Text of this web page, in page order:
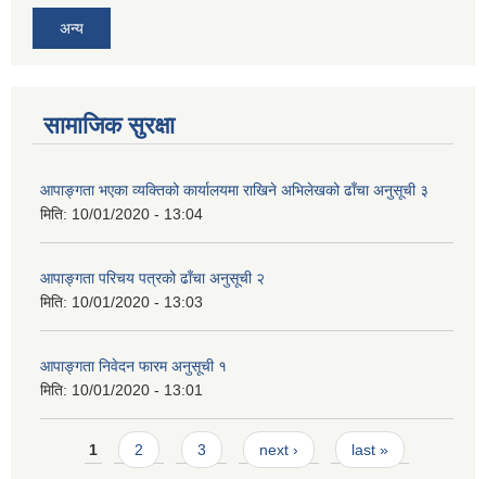
अन्य
सामाजिक सुरक्षा
आपाङ्गता भएका व्यक्तिको कार्यालयमा राखिने अभिलेखको ढाँचा अनुसूची ३
मिति: 10/01/2020 - 13:04
आपाङ्गता परिचय पत्रको ढाँचा अनुसूची २
मिति: 10/01/2020 - 13:03
आपाङ्गता निवेदन फारम अनुसूची १
मिति: 10/01/2020 - 13:01
Pages
1 2 3 next › last »